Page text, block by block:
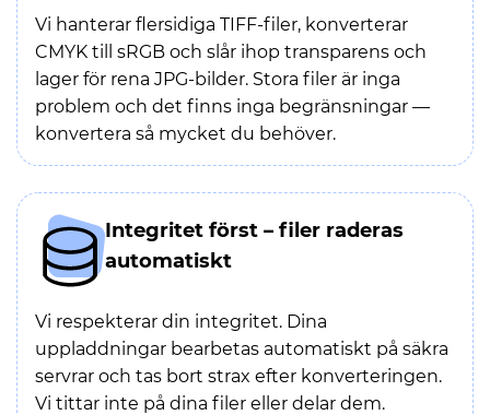
Vi hanterar flersidiga TIFF-filer, konverterar
CMYK till sRGB och slår ihop transparens och
lager för rena JPG-bilder. Stora filer är inga
problem och det finns inga begränsningar —
konvertera så mycket du behöver.
Integritet först – filer raderas
automatiskt
Vi respekterar din integritet. Dina
uppladdningar bearbetas automatiskt på säkra
servrar och tas bort strax efter konverteringen.
Vi tittar inte på dina filer eller delar dem.